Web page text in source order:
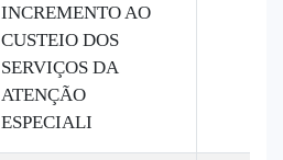
INCREMENTO AO
CUSTEIO DOS
SERVIÇOS DA
ATENÇÃO
ESPECIALI